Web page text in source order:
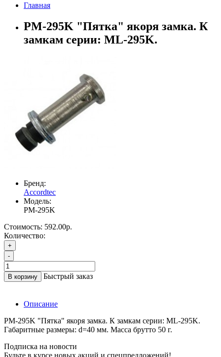
Главная
PM-295K "Пятка" якоря замка. К
замкам серии: ML-295K.
Бренд:
Accordtec
Модель:
PM-295K
Стоимость: 592.00р.
Количество:
+
-
В корзину Быстрый заказ
Описание
PM-295K "Пятка" якоря замка. К замкам серии: ML-295K.
Габаритные размеры: d=40 мм. Масса брутто 50 г.
Подписка на новости
Будьте в курсе новых акций и спецпредложений!